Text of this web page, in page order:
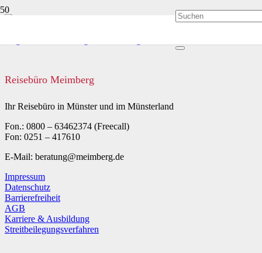
Reisebüro Meimberg
Ihr Reisebüro in Münster und im Münsterland
Fon.: 0800 – 63462374 (Freecall)
Fon: 0251 – 417610
E-Mail: beratung@meimberg.de
Impressum
Datenschutz
Barrierefreiheit
AGB
Karriere & Ausbildung
Streitbeilegungsverfahren